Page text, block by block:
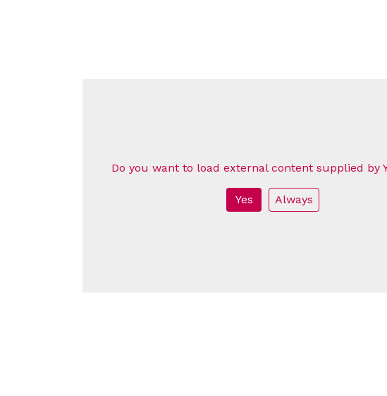
Do you want to load external content supplied by
Yes Always